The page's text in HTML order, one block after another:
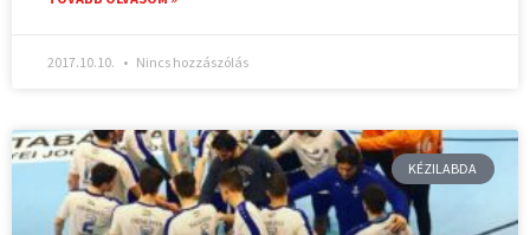
2017.10.10. Nincs hozzászólás
KÉZILABDA